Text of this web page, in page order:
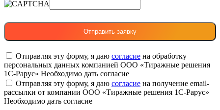
Отправляя эту форму, я даю согласие на обработку
персональных данных компанией ООО «Тиражные решения
1С-Рарус» Необходимо дать согласие
Отправляя эту форму, я даю согласие на получение email-
рассылки от компании ООО «Тиражные решения 1С-Рарус»
Необходимо дать согласие